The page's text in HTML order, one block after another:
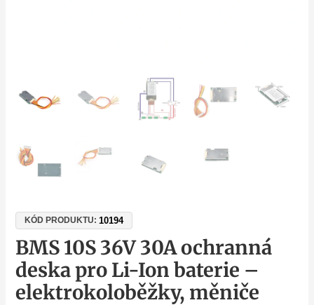
KÓD PRODUKTU:10194
BMS 10S 36V 30A ochranná
deska pro Li-Ion baterie –
elektrokoloběžky, měniče